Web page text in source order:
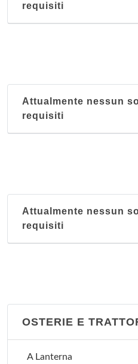
requisiti
Attualmente nessun
requisiti
Attualmente nessun
requisiti
OSTERIE E
A Lanterna